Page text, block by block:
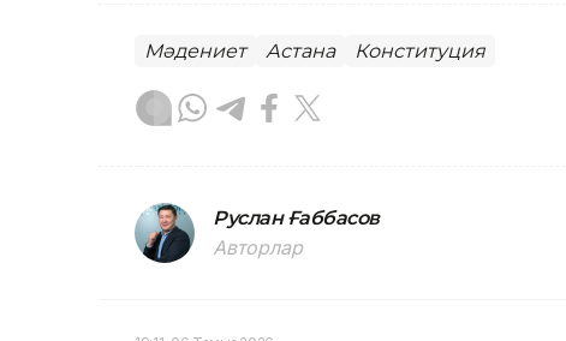
Мәдениет Астана Конституция
Руслан Ғаббасов
Авторлар